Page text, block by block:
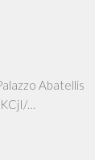
Abatellis
…